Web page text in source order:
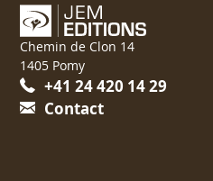
Chemin de Clon 14
1405 Pomy
+41 24 420 14 29
Contact